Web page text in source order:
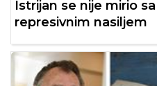
Istrijan se nije mirio
represivnim nasiljem